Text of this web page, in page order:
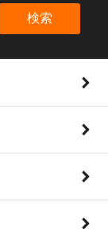
検索